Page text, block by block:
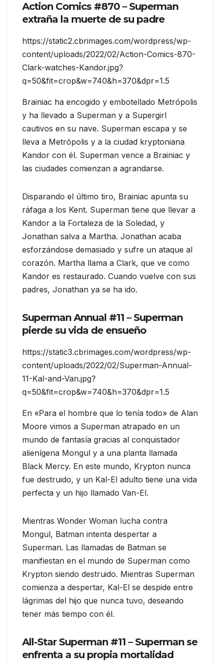
Action Comics #870 – Superman
extraña la muerte de su padre
https://static2.cbrimages.com/wordpress/wp-
content/uploads/2022/02/Action-Comics-870-
Clark-watches-Kandor.jpg?
q=50&fit=crop&w=740&h=370&dpr=1.5
Brainiac ha encogido y embotellado Metrópolis
y ha llevado a Superman y a Supergirl
cautivos en su nave. Superman escapa y se
lleva a Metrópolis y a la ciudad kryptoniana
Kandor con él. Superman vence a Brainiac y
las ciudades comienzan a agrandarse.
Disparando el último tiro, Brainiac apunta su
ráfaga a los Kent. Superman tiene que llevar a
Kandor a la Fortaleza de la Soledad, y
Jonathan salva a Martha. Jonathan acaba
esforzándose demasiado y sufre un ataque al
corazón. Martha llama a Clark, que ve como
Kandor es restaurado. Cuando vuelve con sus
padres, Jonathan ya se ha ido.
Superman Annual #11 – Superman
pierde su vida de ensueño
https://static3.cbrimages.com/wordpress/wp-
content/uploads/2022/02/Superman-Annual-
11-Kal-and-Van.jpg?
q=50&fit=crop&w=740&h=370&dpr=1.5
En «Para el hombre que lo tenía todo» de Alan
Moore vimos a Superman atrapado en un
mundo de fantasía gracias al conquistador
alienígena Mongul y a una planta llamada
Black Mercy. En este mundo, Krypton nunca
fue destruido, y un Kal-El adulto tiene una vida
perfecta y un hijo llamado Van-El.
Mientras Wonder Woman lucha contra
Mongul, Batman intenta despertar a
Superman. Las llamadas de Batman se
manifiestan en el mundo de Superman como
Krypton siendo destruido. Mientras Superman
comienza a despertar, Kal-El se despide entre
lágrimas del hijo que nunca tuvo, deseando
tener más tiempo con él.
All-Star Superman #11 – Superman se
enfrenta a su propia mortalidad